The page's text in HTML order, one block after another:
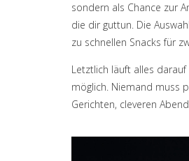
sondern als Chance zur
die dir guttun. Die
zu schnellen Snacks für
Letztlich läuft alles
möglich. Niemand muss
Gerichten, cleveren